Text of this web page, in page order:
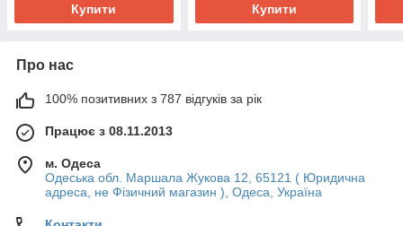
Купити Купити
Про нас
100% позитивних з 787 відгуків за рік
Працює з 08.11.2013
м. Одеса
Одеська обл. Маршала Жукова 12, 65121 ( Юридична
адреса, не Фізичний магазин ), Одеса, Україна